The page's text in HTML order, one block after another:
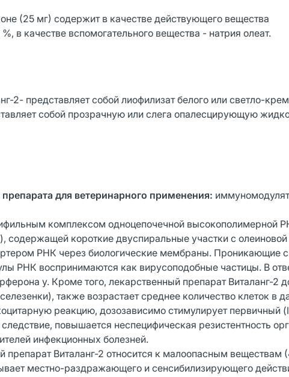
(25 мг) содержит в качестве действующего вещества
качестве вспомогательного вещества - натрия олеат.
2- представляет собой лиофилизат белого или светло-
собой прозрачную или слега опалесцирующую
для ветеринарного применения:
комплексом одноцепочечной высокополимерной
короткие двуспиральные участки с олеиновой
РНК через биологические мембраны. Проникающие
РНК воспринимаются как вирусоподобные частицы. В
у. Кроме того, лекарственный препарат Виталанг-2
также возрастает среднее количество клеток в
реакцию, дозозависимо стимулирует первичный
повышается неспецифическая резистентность
инфекционных болезней.
препарат Виталанг-2 относится к малоопасным веществам
местно-раздражающего и сенсибилизирующего